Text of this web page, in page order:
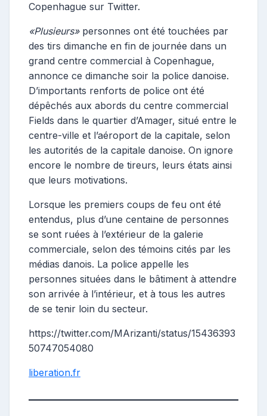
Copenhague sur Twitter.
«Plusieurs»personnes ont été touchées par
des tirs dimanche en fin de journée dans un
grand centre commercial à Copenhague,
annonce ce dimanche soir la police danoise.
D’importants renforts de police ont été
dépêchés aux abords du centre commercial
Fields dans le quartier d’Amager, situé entre le
centre-ville et l’aéroport de la capitale, selon
les autorités de la capitale danoise. On ignore
encore le nombre de tireurs, leurs états ainsi
que leurs motivations.
Lorsque les premiers coups de feu ont été
entendus, plus d’une centaine de personnes
se sont ruées à l’extérieur de la galerie
commerciale, selon des témoins cités par les
médias danois. La police appelle les
personnes situées dans le bâtiment à attendre
son arrivée à l’intérieur, et à tous les autres
de se tenir loin du secteur.
https://twitter.com/MArizanti/status/15436393
50747054080
liberation.fr